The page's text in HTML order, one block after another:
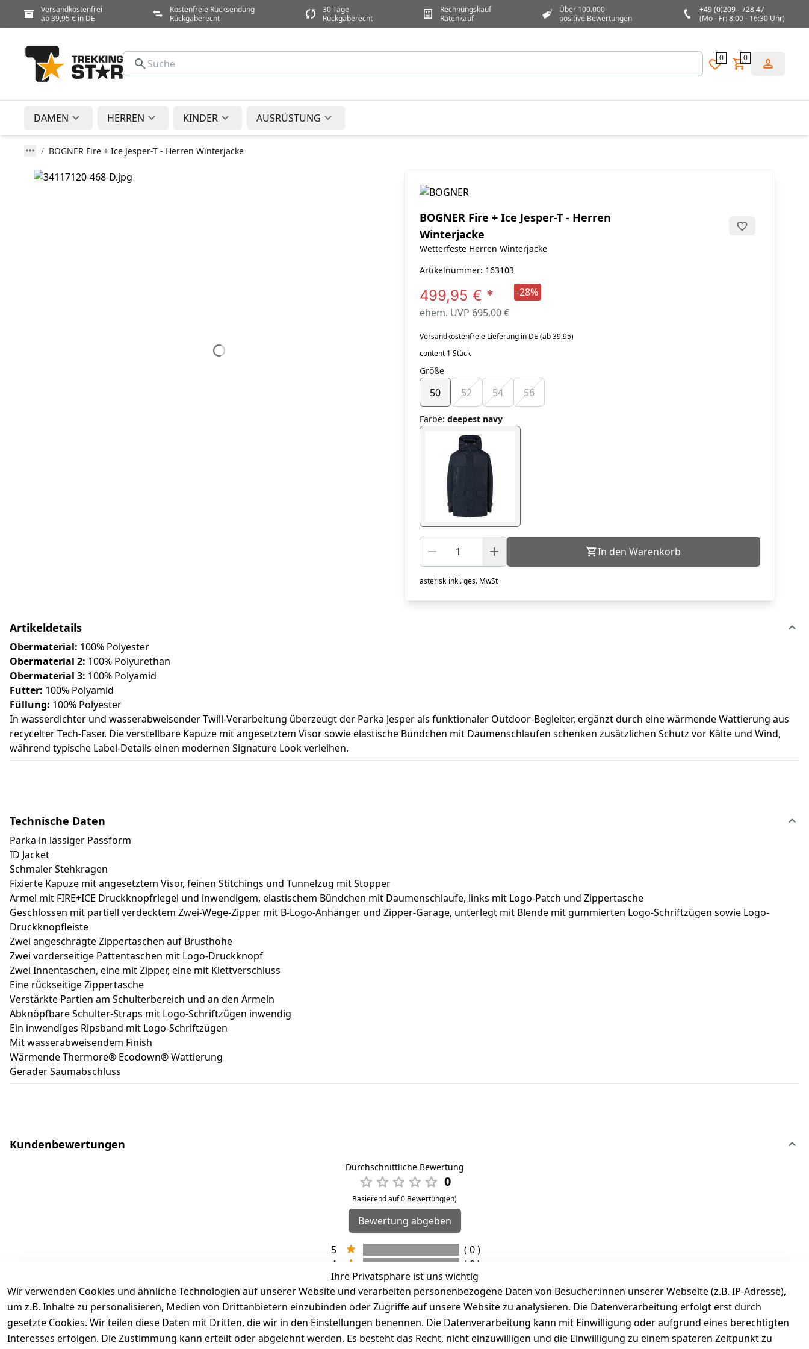
Versandkostenfrei
ab 39,95 € in DE
Kostenfreie Rücksendung
Rückgaberecht
30 Tage
Rückgaberecht
Rechnungskauf
Ratenkauf
Über 100.000
positive Bewertungen
+49 (0)209 - 728 47
(Mo - Fr: 8:00 - 16:30 Uhr)
0 0
DAMEN HERREN KINDER AUSRÜSTUNG
BOGNER Fire + Ice Jesper-T - Herren Winterjacke
BOGNER Fire + Ice Jesper-T - Herren
Winterjacke
Wetterfeste Herren Winterjacke
Artikelnummer: 163103
499,95 € *
ehem. UVP 695,00 €
-28%
Versandkostenfreie Lieferung in DE (ab 39,95)
content 1 Stück
Größe
50 52 54 56
Farbe: deepest navy
In den Warenkorb
asterisk inkl. ges. MwSt
Artikeldetails
Obermaterial: 100% Polyester
Obermaterial 2: 100% Polyurethan
Obermaterial 3: 100% Polyamid
Futter: 100% Polyamid
Füllung: 100% Polyester
In wasserdichter und wasserabweisender Twill-Verarbeitung überzeugt der Parka Jesper als funktionaler Outdoor-Begleiter, ergänzt durch eine wärmende Wattierung aus
recycelter Tech-Faser. Die verstellbare Kapuze mit angesetztem Visor sowie elastische Bündchen mit Daumenschlaufen schenken zusätzlichen Schutz vor Kälte und Wind,
während typische Label-Details einen modernen Signature Look verleihen.
Technische Daten
Parka in lässiger Passform
ID Jacket
Schmaler Stehkragen
Fixierte Kapuze mit angesetztem Visor, feinen Stitchings und Tunnelzug mit Stopper
Ärmel mit FIRE+ICE Druckknopfriegel und inwendigem, elastischem Bündchen mit Daumenschlaufe, links mit Logo-Patch und Zippertasche
Geschlossen mit partiell verdecktem Zwei-Wege-Zipper mit B-Logo-Anhänger und Zipper-Garage, unterlegt mit Blende mit gummierten Logo-Schriftzügen sowie Logo-
Druckknopfleiste
Zwei angeschrägte Zippertaschen auf Brusthöhe
Zwei vorderseitige Pattentaschen mit Logo-Druckknopf
Zwei Innentaschen, eine mit Zipper, eine mit Klettverschluss
Eine rückseitige Zippertasche
Verstärkte Partien am Schulterbereich und an den Ärmeln
Abknöpfbare Schulter-Straps mit Logo-Schriftzügen inwendig
Ein inwendiges Ripsband mit Logo-Schriftzügen
Mit wasserabweisendem Finish
Wärmende Thermore® Ecodown® Wattierung
Gerader Saumabschluss
Kundenbewertungen
Durchschnittliche Bewertung
0
Basierend auf 0 Bewertung(en)
Bewertung abgeben
5
( 0 )
4
( 0 )
3
( 0 )
2
( 0 )
1
( 0 )
Es hat noch niemand eine Bewertung für diesen Artikel abgegeben
Ihre Privatsphäre ist uns wichtig
Wir verwenden Cookies und ähnliche Technologien auf unserer Website und verarbeiten personenbezogene Daten von Besucher:innen unserer Webseite (z.B. IP-Adresse),
um z.B. Inhalte zu personalisieren, Medien von Drittanbietern einzubinden oder Zugriffe auf unsere Website zu analysieren. Die Datenverarbeitung erfolgt erst durch
gesetzte Cookies. Wir teilen diese Daten mit Dritten, die wir in den Einstellungen benennen. Die Datenverarbeitung kann mit Einwilligung oder aufgrund eines berechtigten
Interesses erfolgen. Die Zustimmung kann erteilt oder abgelehnt werden. Es besteht das Recht, nicht einzuwilligen und die Einwilligung zu einem späteren Zeitpunkt zu